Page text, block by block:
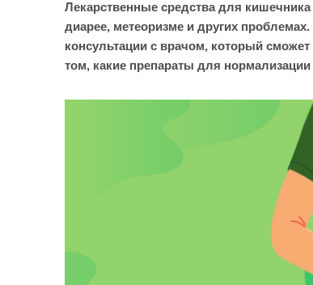
Лекарственные средства для
диарее, метеоризме и других
консультации с врачом, который
том, какие препараты для